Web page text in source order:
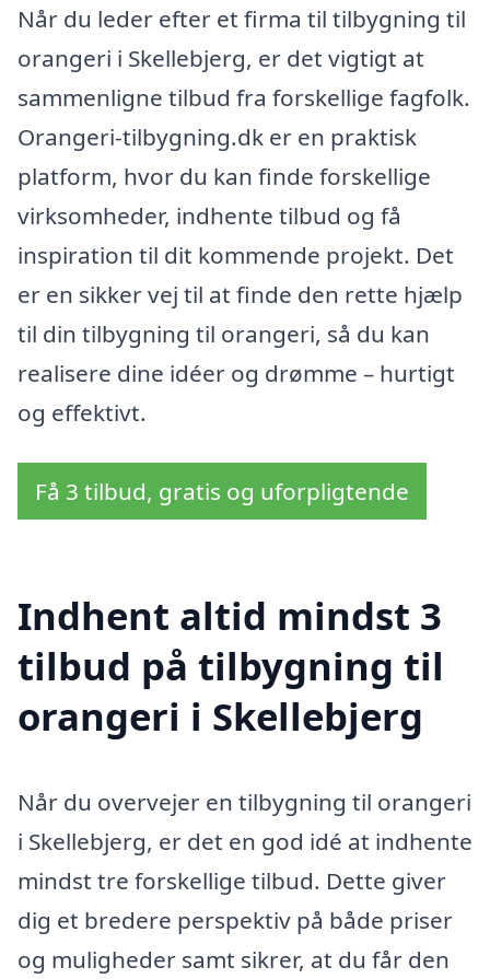
Når du leder efter et firma til tilbygning til
orangeri i Skellebjerg, er det vigtigt at
sammenligne tilbud fra forskellige fagfolk.
Orangeri-tilbygning.dk er en praktisk
platform, hvor du kan finde forskellige
virksomheder, indhente tilbud og få
inspiration til dit kommende projekt. Det
er en sikker vej til at finde den rette hjælp
til din tilbygning til orangeri, så du kan
realisere dine idéer og drømme – hurtigt
og effektivt.
Få 3 tilbud, gratis og uforpligtende
Indhent altid mindst 3
tilbud på tilbygning til
orangeri i Skellebjerg
Når du overvejer en tilbygning til orangeri
i Skellebjerg, er det en god idé at indhente
mindst tre forskellige tilbud. Dette giver
dig et bredere perspektiv på både priser
og muligheder samt sikrer, at du får den